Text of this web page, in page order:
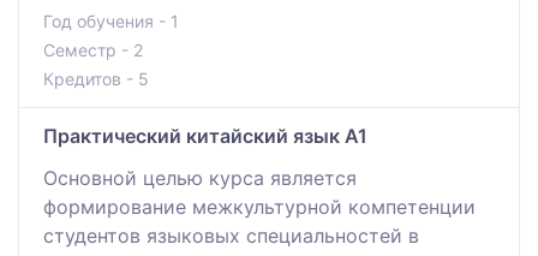
Год обучения - 1
Семестр - 2
Кредитов - 5
Практический китайский язык А1
Основной целью курса является
формирование межкультурной компетенции
студентов языковых специальностей в